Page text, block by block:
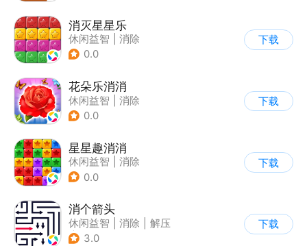
消灭星星乐
休闲益智
消除
0.0
下载
花朵乐消消
休闲益智
消除
0.0
下载
星星趣消消
休闲益智
消除
0.0
下载
消个箭头
休闲益智 消除
解压
| 清新
3.0
下载